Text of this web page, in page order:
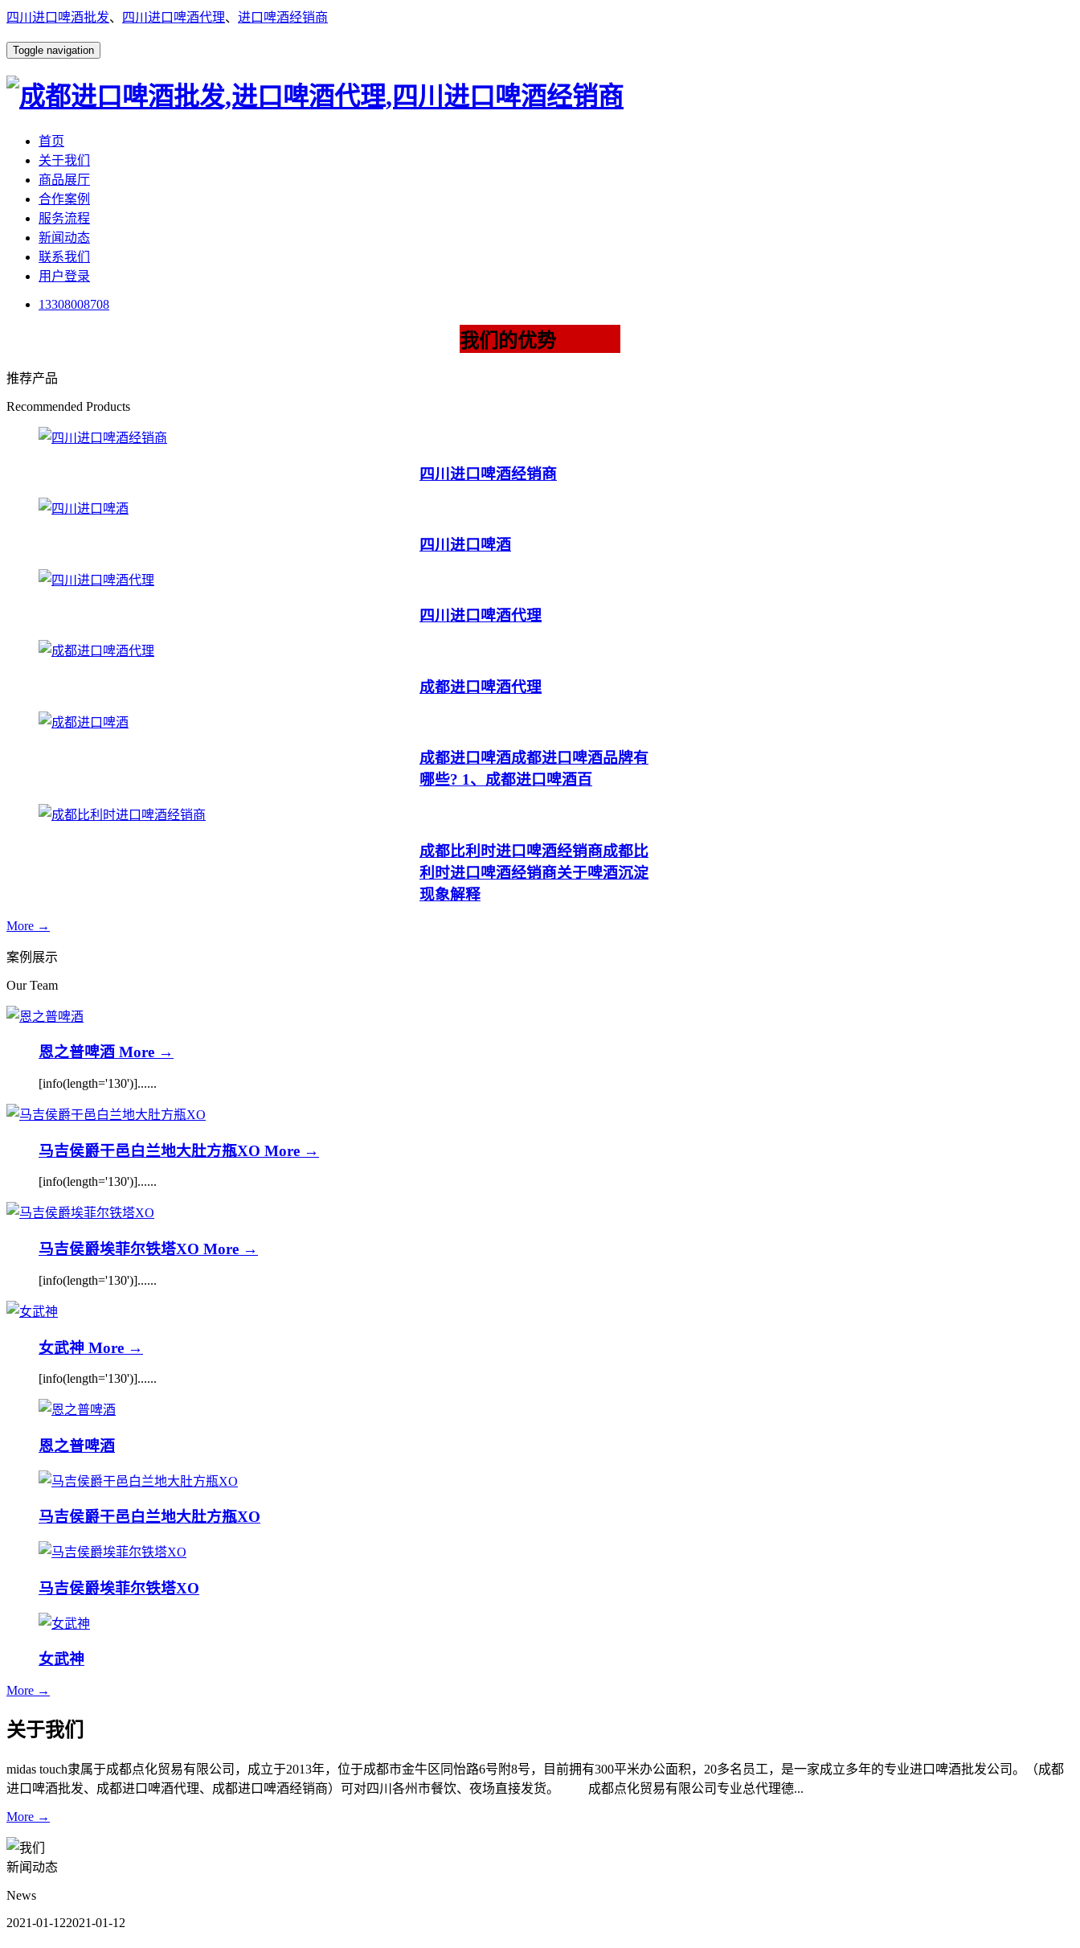
四川进口啤酒批发、 四川进口啤酒代理、 进口啤酒经销商
Toggle navigation
首页
关于我们
商品展厅
合作案例
服务流程
新闻动态
联系我们
用户登录
13308008708
我们的优势
推荐产品
Recommended Products
四川进口啤酒经销商
四川进口啤酒
四川进口啤酒代理
成都进口啤酒代理
成都进口啤酒成都进口啤酒品牌有
哪些? 1、成都进口啤酒百
成都比利时进口啤酒经销商成都比
利时进口啤酒经销商关于啤酒沉淀
现象解释
More →
案例展示
Our Team
恩之普啤酒 More →
[info(length='130')]......
马吉侯爵干邑白兰地大肚方瓶XO More →
[info(length='130')]......
马吉侯爵埃菲尔铁塔XO More →
[info(length='130')]......
女武神 More →
[info(length='130')]......
恩之普啤酒
马吉侯爵干邑白兰地大肚方瓶XO
马吉侯爵埃菲尔铁塔XO
女武神
More →
关于我们
midas touch隶属于成都点化贸易有限公司，成立于2013年，位于成都市金牛区同怡路6号附8号，目前拥有300平米办公面积，20多名员工，是一家成立多年的专业进口啤酒批发公司。（成都
进口啤酒批发、成都进口啤酒代理、成都进口啤酒经销商）可对四川各州市餐饮、夜场直接发货。 成都点化贸易有限公司专业总代理德...
More →
新闻动态
News
2021-01-122021-01-12